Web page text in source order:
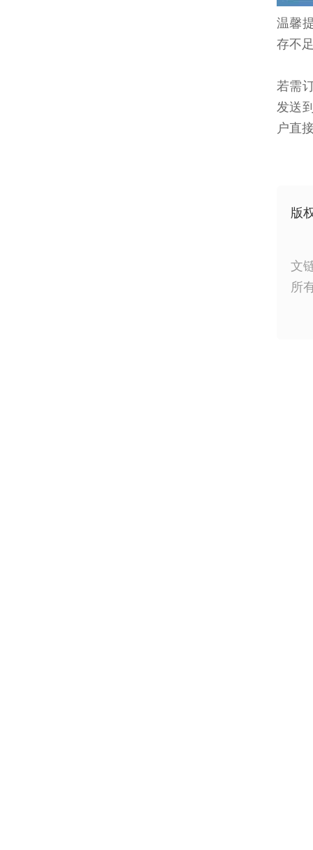
温馨
存不
若需
发送
户直
版
文
所